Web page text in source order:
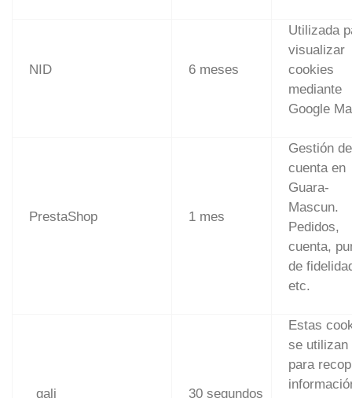
NID 6 meses
Utilizada
visualizar
cookies
mediante
Google
PrestaShop 1 mes
Gestión de
cuenta en
Guara-
Mascun.
Pedidos,
cuenta,
de
etc.
_gali 30 segundos
Estas
se utilizan
para